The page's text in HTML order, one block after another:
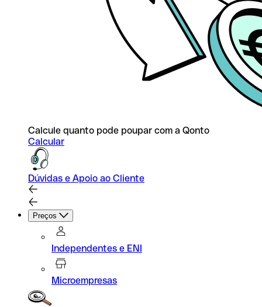
Calcule quanto pode poupar com a Qonto
Calcular
Dúvidas e Apoio ao Cliente
Preços
Independentes e ENI
Microempresas